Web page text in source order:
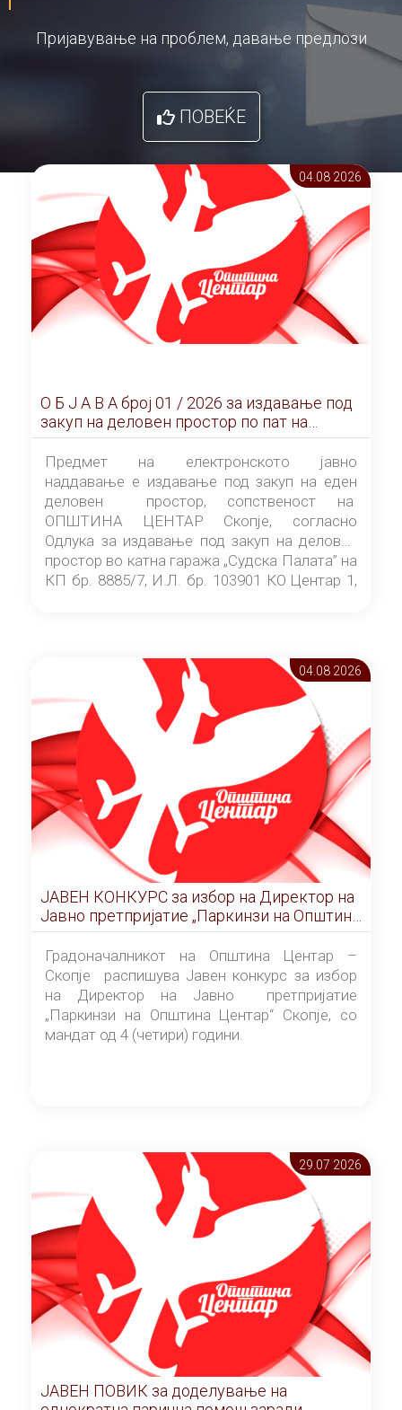
Пријавување на проблем, давање предлози
ПОВЕЌЕ
04.08 2026
О Б Ј А В А брoj 01 / 2026 за издавање под
закуп на деловен простор по пат на
ЕЛЕКТРОНСКО ЈАВНО НАДДАВАЊЕ
Предмет на електронското јавно
наддавање е издавање под закуп на еден
деловен простор, сопственост на
ОПШТИНА ЦЕНТАР Скопје, согласно
Одлука за издавање под закуп на деловен
простор во катна гаража „Судска Палата” на
КП бр. 8885/7, И.Л. бр. 103901 КО Центар 1,
Скопје” број 9/2026), за времетраење од 3
(три) години од денот на потпишувањето на
Договорот за закуп со најповолниот
понудувач.
04.08 2026
ЈАВЕН КОНКУРС за избор на Директор на
Јавно претпријатие „Паркинзи на Општина
Центар“ – Скопје
Градоначалникот на Општина Центар –
Скопје распишува Јавен конкурс за избор
на Директор на Јавно претпријатие
„Паркинзи на Општина Центар“ Скопје, со
мандат од 4 (четири) години.
29.07 2026
ЈАВЕН ПОВИК за доделување на